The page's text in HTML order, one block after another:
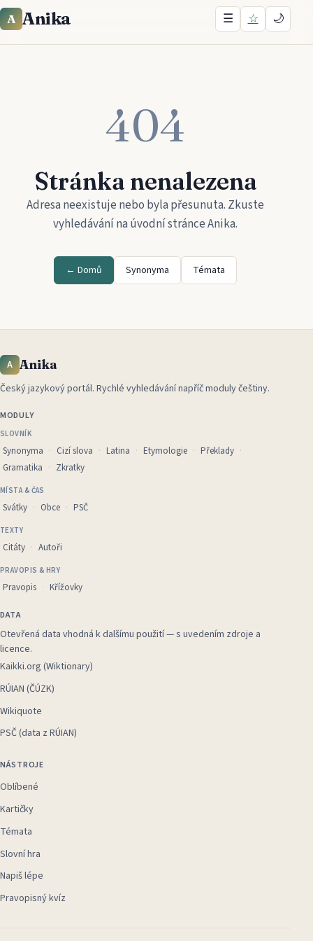
A Anika ☰ ☆ 🌙
404
Stránka nenalezena
Adresa neexistuje nebo byla přesunuta. Zkuste
vyhledávání na úvodní stránceAnika.
← Domů Synonyma Témata
A Anika
Český jazykový portál. Rychlé vyhledávání napříč moduly češtiny.
MODULY
SLOVNÍK
Synonyma Cizí slova Latina Etymologie
Překlady
Gramatika
Zkratky
MÍSTA & ČAS
Svátky Obce PSČ
TEXTY
Citáty Autoři
PRAVOPIS & HRY
Pravopis Křížovky
DATA
Otevřená data vhodná k dalšímu použití — s uvedením zdroje a
licence.
Kaikki.org (Wiktionary)
RÚIAN (ČÚZK)
Wikiquote
PSČ (data z RÚIAN)
NÁSTROJE
Oblíbené
Kartičky
Témata
Slovní hra
Napiš lépe
Pravopisný kvíz